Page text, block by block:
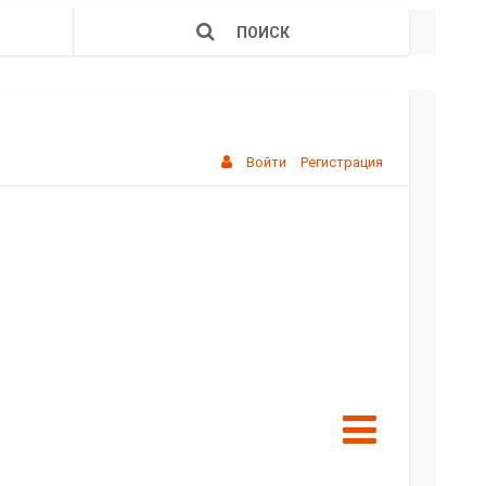
ПОИСК
Войти Регистрация